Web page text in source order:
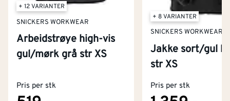
+ 12 VARIANTER
SNICKERS WORKWEAR
Arbeidstrøye high-vis
gul/mørk grå str XS
Pris per stk
+ 8 VARIANTER
SNICKERS WORKWEAR
Jakke sort/gul
str XS
Pris per stk
Kjøpsbetingelser
Kontakt oss
Tjenester
Byggevarehus og åpningstider